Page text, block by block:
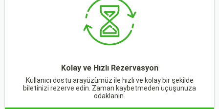
Kolay ve Hızlı Rezervasyon
Kullanıcı dostu arayüzümüz ile hızlı ve kolay bir şekilde
biletinizi rezerve edin. Zaman kaybetmeden uçuşunuza
odaklanın.